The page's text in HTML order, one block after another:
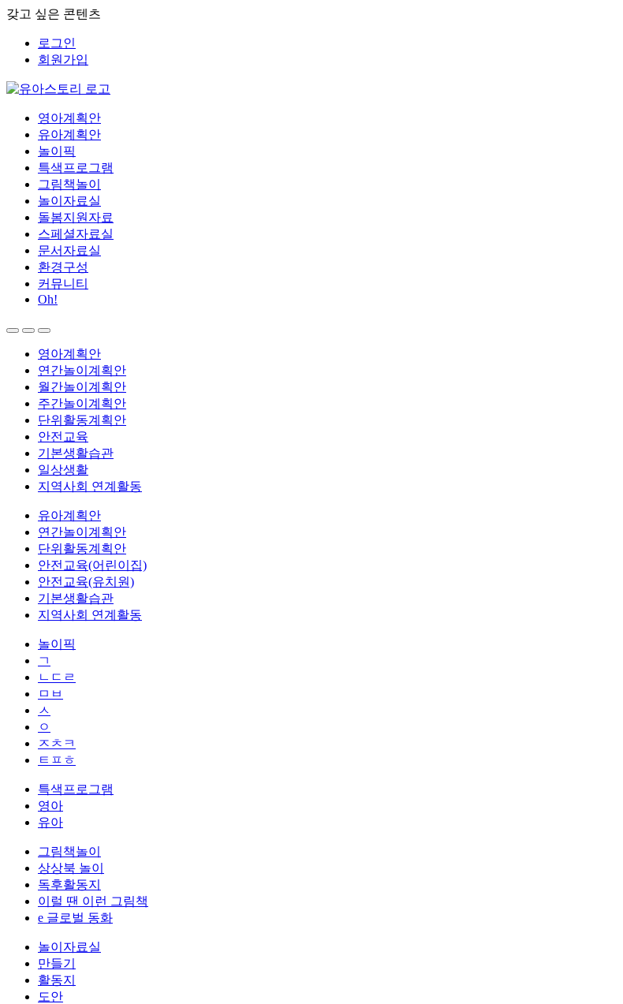
갖고 싶은 콘텐츠
로그인
회원가입
영아계획안
유아계획안
놀이픽
특색프로그램
그림책놀이
놀이자료실
돌봄지원자료
스페셜자료실
문서자료실
환경구성
커뮤니티
Oh!
영아계획안
연간놀이계획안
월간놀이계획안
주간놀이계획안
단위활동계획안
안전교육
기본생활습관
일상생활
지역사회 연계활동
유아계획안
연간놀이계획안
단위활동계획안
안전교육(어린이집)
안전교육(유치원)
기본생활습관
지역사회 연계활동
놀이픽
ㄱ
ㄴㄷㄹ
ㅁㅂ
ㅅ
ㅇ
ㅈㅊㅋ
ㅌㅍㅎ
특색프로그램
영아
유아
그림책놀이
상상북 놀이
독후활동지
이럴 땐 이런 그림책
e 글로벌 동화
놀이자료실
만들기
활동지
도안